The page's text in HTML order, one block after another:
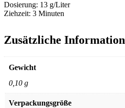
Dosierung: 13 g/Liter
Ziehzeit: 3 Minuten
Zusätzliche Information
Gewicht
0,10 g
Verpackungsgröße